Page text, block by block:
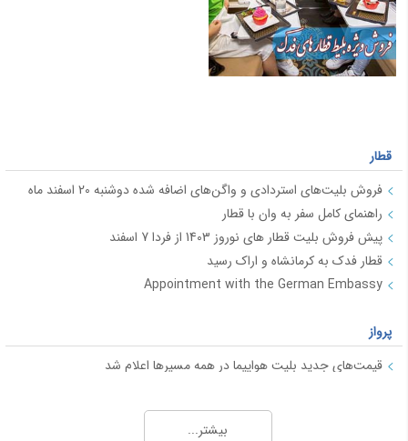
قطار
فروش بلیت‌های استردادی و واگن‌های اضافه شده دوشنبه 20 اسفند ماه
راهنمای کامل سفر به وان با قطار
پیش فروش بلیت قطار های نوروز 1403 از فردا 7 اسفند
قطار فدک به کرمانشاه و اراک رسید
Appointment with the German Embassy
پرواز
قیمت‌های جدید بلیت هواپیما در همه مسیرها اعلام شد
بیشتر...